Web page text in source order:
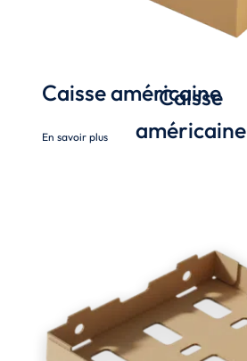
Caisse
américaine
Caisse américaine
En savoir plus